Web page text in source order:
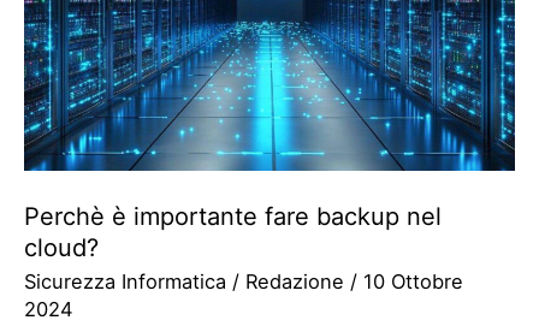
Perchè è importante fare backup nel
cloud?
Sicurezza Informatica / Redazione / 10 Ottobre
2024